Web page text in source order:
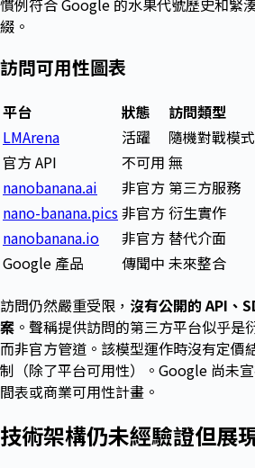
綴。
訪問可用性圖表
平台 狀態 訪問類型
LMArena
活躍 隨機對戰模式
官方 API
不可用 無
nanobanana.ai
非官方 第三方服務
nano-banana.pics非官方衍生實作
nanobanana.io
非官方 替代介面
Google 產品
傳聞中 未來整合
訪問仍然嚴重受限， 沒有公開的 API、
案 。聲稱提供訪問的第三方平台似乎是
而非官方管道。該模型運作時沒有定價
制（除了平台可用性）。Google 尚未
間表或商業可用性計畫。
技術架構仍未經驗證但展